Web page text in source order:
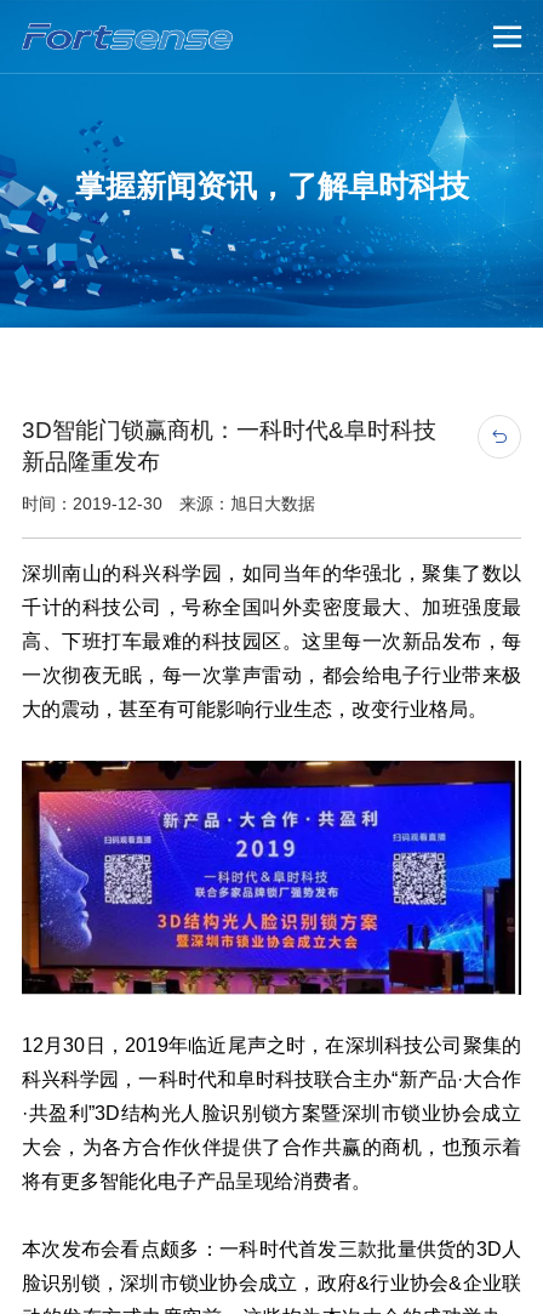

掌握新闻资讯，了解阜时科技
3D智能门锁赢商机：一科时代&阜时科技
新品隆重发布
时间：2019-12-30 来源：旭日大数据

深圳南山的科兴科学园，如同当年的华强北，聚集了数以
千计的科技公司，号称全国叫外卖密度最大、加班强度最
高、下班打车最难的科技园区。这里每一次新品发布，每
一次彻夜无眠，每一次掌声雷动，都会给电子行业带来极
大的震动，甚至有可能影响行业生态，改变行业格局。
12月30日，2019年临近尾声之时，在深圳科技公司聚集的
科兴科学园，一科时代和阜时科技联合主办“新产品·大合作
·共盈利”3D结构光人脸识别锁方案暨深圳市锁业协会成立
大会，为各方合作伙伴提供了合作共赢的商机，也预示着
将有更多智能化电子产品呈现给消费者。
本次发布会看点颇多：一科时代首发三款批量供货的3D人
脸识别锁，深圳市锁业协会成立，政府&行业协会&企业联